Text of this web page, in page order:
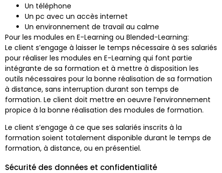
Un téléphone
Un pc avec un accès internet
Un environnement de travail au calme
Pour les modules en E-Learning ou Blended-Learning:
Le client s’engage à laisser le temps nécessaire à ses salariés
pour réaliser les modules en E-Learning qui font partie
intégrante de sa formation et à mettre à disposition les
outils nécessaires pour la bonne réalisation de sa formation
à distance, sans interruption durant son temps de
formation. Le client doit mettre en oeuvre l’environnement
propice à la bonne réalisation des modules de formation.
Le client s’engage à ce que ses salariés inscrits à la
formation soient totalement disponible durant le temps de
formation, à distance, ou en présentiel.
Sécurité des données et confidentialité